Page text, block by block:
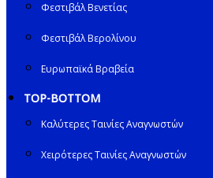
Φεστιβάλ Βενετίας
Φεστιβάλ Βερολίνου
Ευρωπαϊκά Βραβεία
TOP-BOTTOM
Καλύτερες Ταινίες Αναγνωστών
Χειρότερες Ταινίες Αναγνωστών